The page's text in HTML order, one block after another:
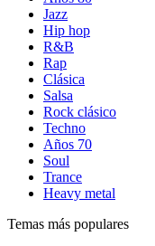
Jazz
Hip hop
R&B
Rap
Clásica
Salsa
Rock clásico
Techno
Años 70
Soul
Trance
Heavy metal
Temas más populares